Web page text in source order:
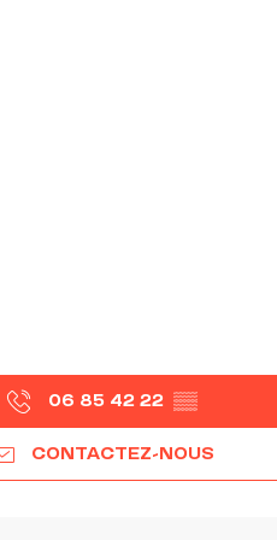
06 85 42 22 ▒▒
CONTACTEZ-NOUS